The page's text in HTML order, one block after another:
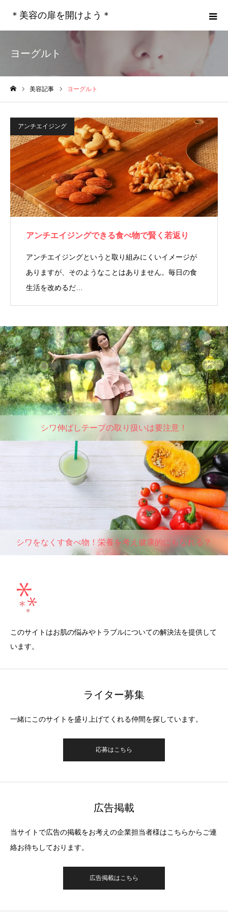
＊美容の扉を開けよう＊
ヨーグルト
美容記事 ヨーグルト
アンチエイジング
アンチエイジングできる食べ物で賢く若返り
アンチエイジングというと取り組みにくいイメージが
ありますが、そのようなことはありません。毎日の食
生活を改めるだ…
シワ伸ばしテープの取り扱いは要注意！
シワをなくす食べ物！栄養を考え健康的にもなれる？
このサイトはお肌の悩みやトラブルについての解決法を提供して
います。
ライター募集
一緒にこのサイトを盛り上げてくれる仲間を探しています。
応募はこちら
広告掲載
当サイトで広告の掲載をお考えの企業担当者様はこちらからご連
絡お待ちしております。
広告掲載はこちら